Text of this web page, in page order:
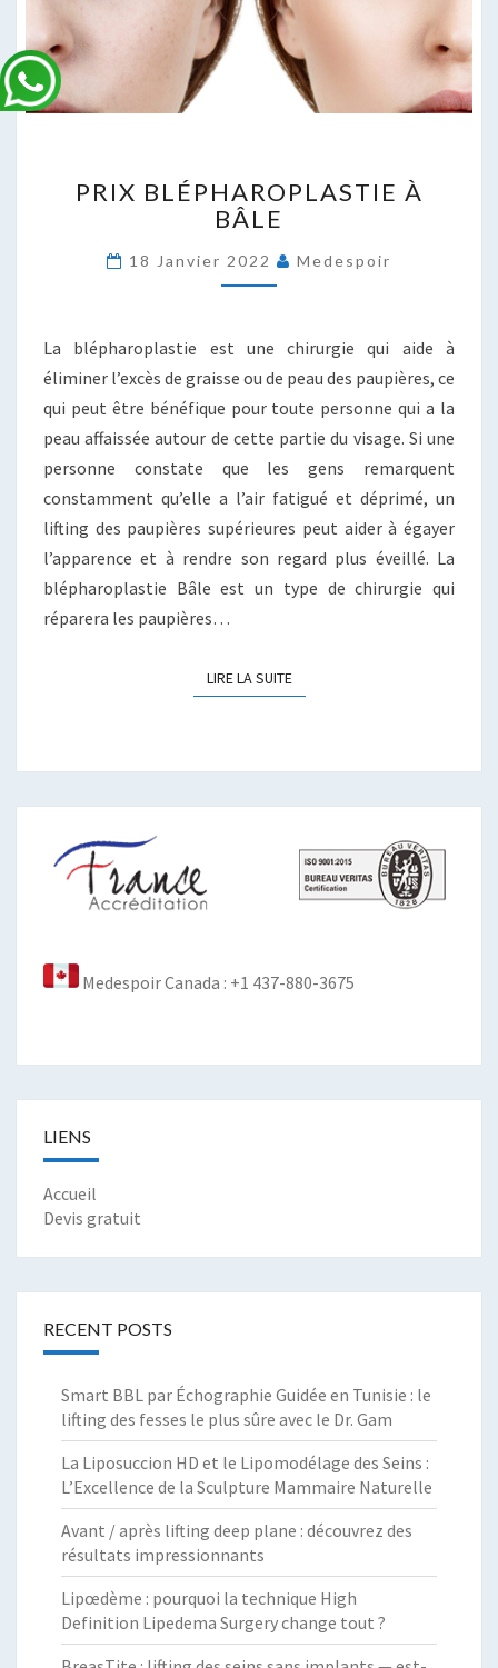
BLÉPHAROPLASTIE
À
PRIX BLÉPHAROPLASTIE À
BÂLE
18 Janvier 2022 Medespoir
La blépharoplastie est une chirurgie qui aide à
éliminer l’excès de graisse ou de peau des paupières, ce
qui peut être bénéfique pour toute personne qui a la
peau affaissée autour de cette partie du visage. Si une
personne constate que les gens remarquent
constamment qu’elle a l’air fatigué et déprimé, un
lifting des paupières supérieures peut aider à égayer
l’apparence et à rendre son regard plus éveillé. La
blépharoplastie Bâle est un type de chirurgie qui
réparera les paupières…
LIRE LA SUITELIRE LA SUITE
Medespoir Canada : +1 437-880-3675
LIENS
Accueil
Devis gratuit
RECENT POSTS
Smart BBL par Échographie Guidée en Tunisie : le
lifting des fesses le plus sûre avec le Dr. Gam
La Liposuccion HD et le Lipomodélage des Seins :
L’Excellence de la Sculpture Mammaire Naturelle
Avant / après lifting deep plane : découvrez des
résultats impressionnants
Lipœdème : pourquoi la technique High
Definition Lipedema Surgery change tout ?